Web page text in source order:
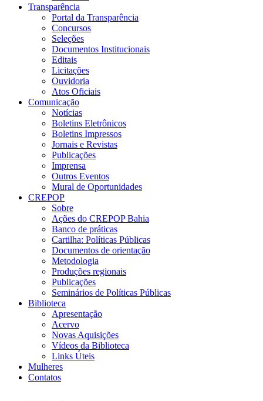
Transparência
Portal da Transparência
Concursos
Seleções
Documentos Institucionais
Editais
Licitações
Ouvidoria
Atos Oficiais
Comunicação
Notícias
Boletins Eletrônicos
Boletins Impressos
Jornais e Revistas
Publicações
Imprensa
Outros Eventos
Mural de Oportunidades
CREPOP
Sobre
Ações do CREPOP Bahia
Banco de práticas
Cartilha: Políticas Públicas
Documentos de orientação
Metodologia
Produções regionais
Publicações
Seminários de Políticas Públicas
Biblioteca
Apresentação
Acervo
Novas Aquisições
Vídeos da Biblioteca
Links Úteis
Mulheres
Contatos